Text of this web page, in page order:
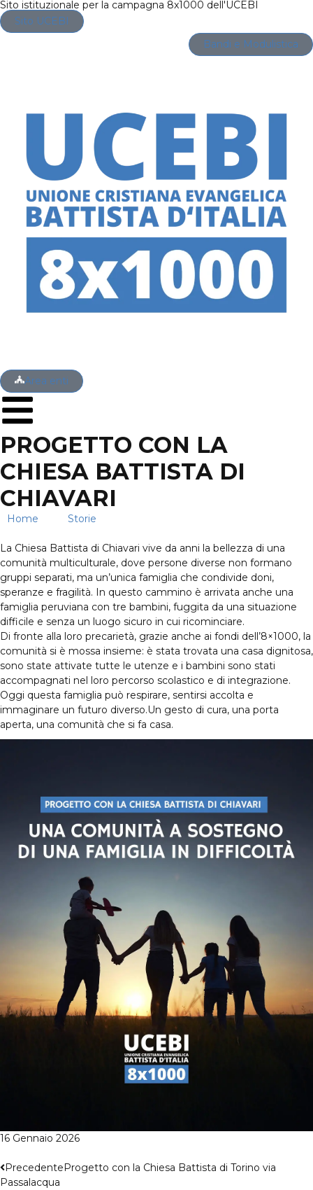
Sito istituzionale per la campagna 8x1000 dell'UCEBI
Sito UCEBI
Bandi e Modulistica
Area enti
PROGETTO CON LA
CHIESA BATTISTA DI
CHIAVARI
Home Storie
La Chiesa Battista di Chiavari vive da anni la bellezza di una
comunità multiculturale, dove persone diverse non formano
gruppi separati, ma un’unica famiglia che condivide doni,
speranze e fragilità. In questo cammino è arrivata anche una
famiglia peruviana con tre bambini, fuggita da una situazione
difficile e senza un luogo sicuro in cui ricominciare.
Di fronte alla loro precarietà, grazie anche ai fondi dell’8×1000, la
comunità si è mossa insieme: è stata trovata una casa dignitosa,
sono state attivate tutte le utenze e i bambini sono stati
accompagnati nel loro percorso scolastico e di integrazione.
Oggi questa famiglia può respirare, sentirsi accolta e
immaginare un futuro diverso.Un gesto di cura, una porta
aperta, una comunità che si fa casa.
16 Gennaio 2026
PrecedenteProgetto con la Chiesa Battista di Torino via
Passalacqua